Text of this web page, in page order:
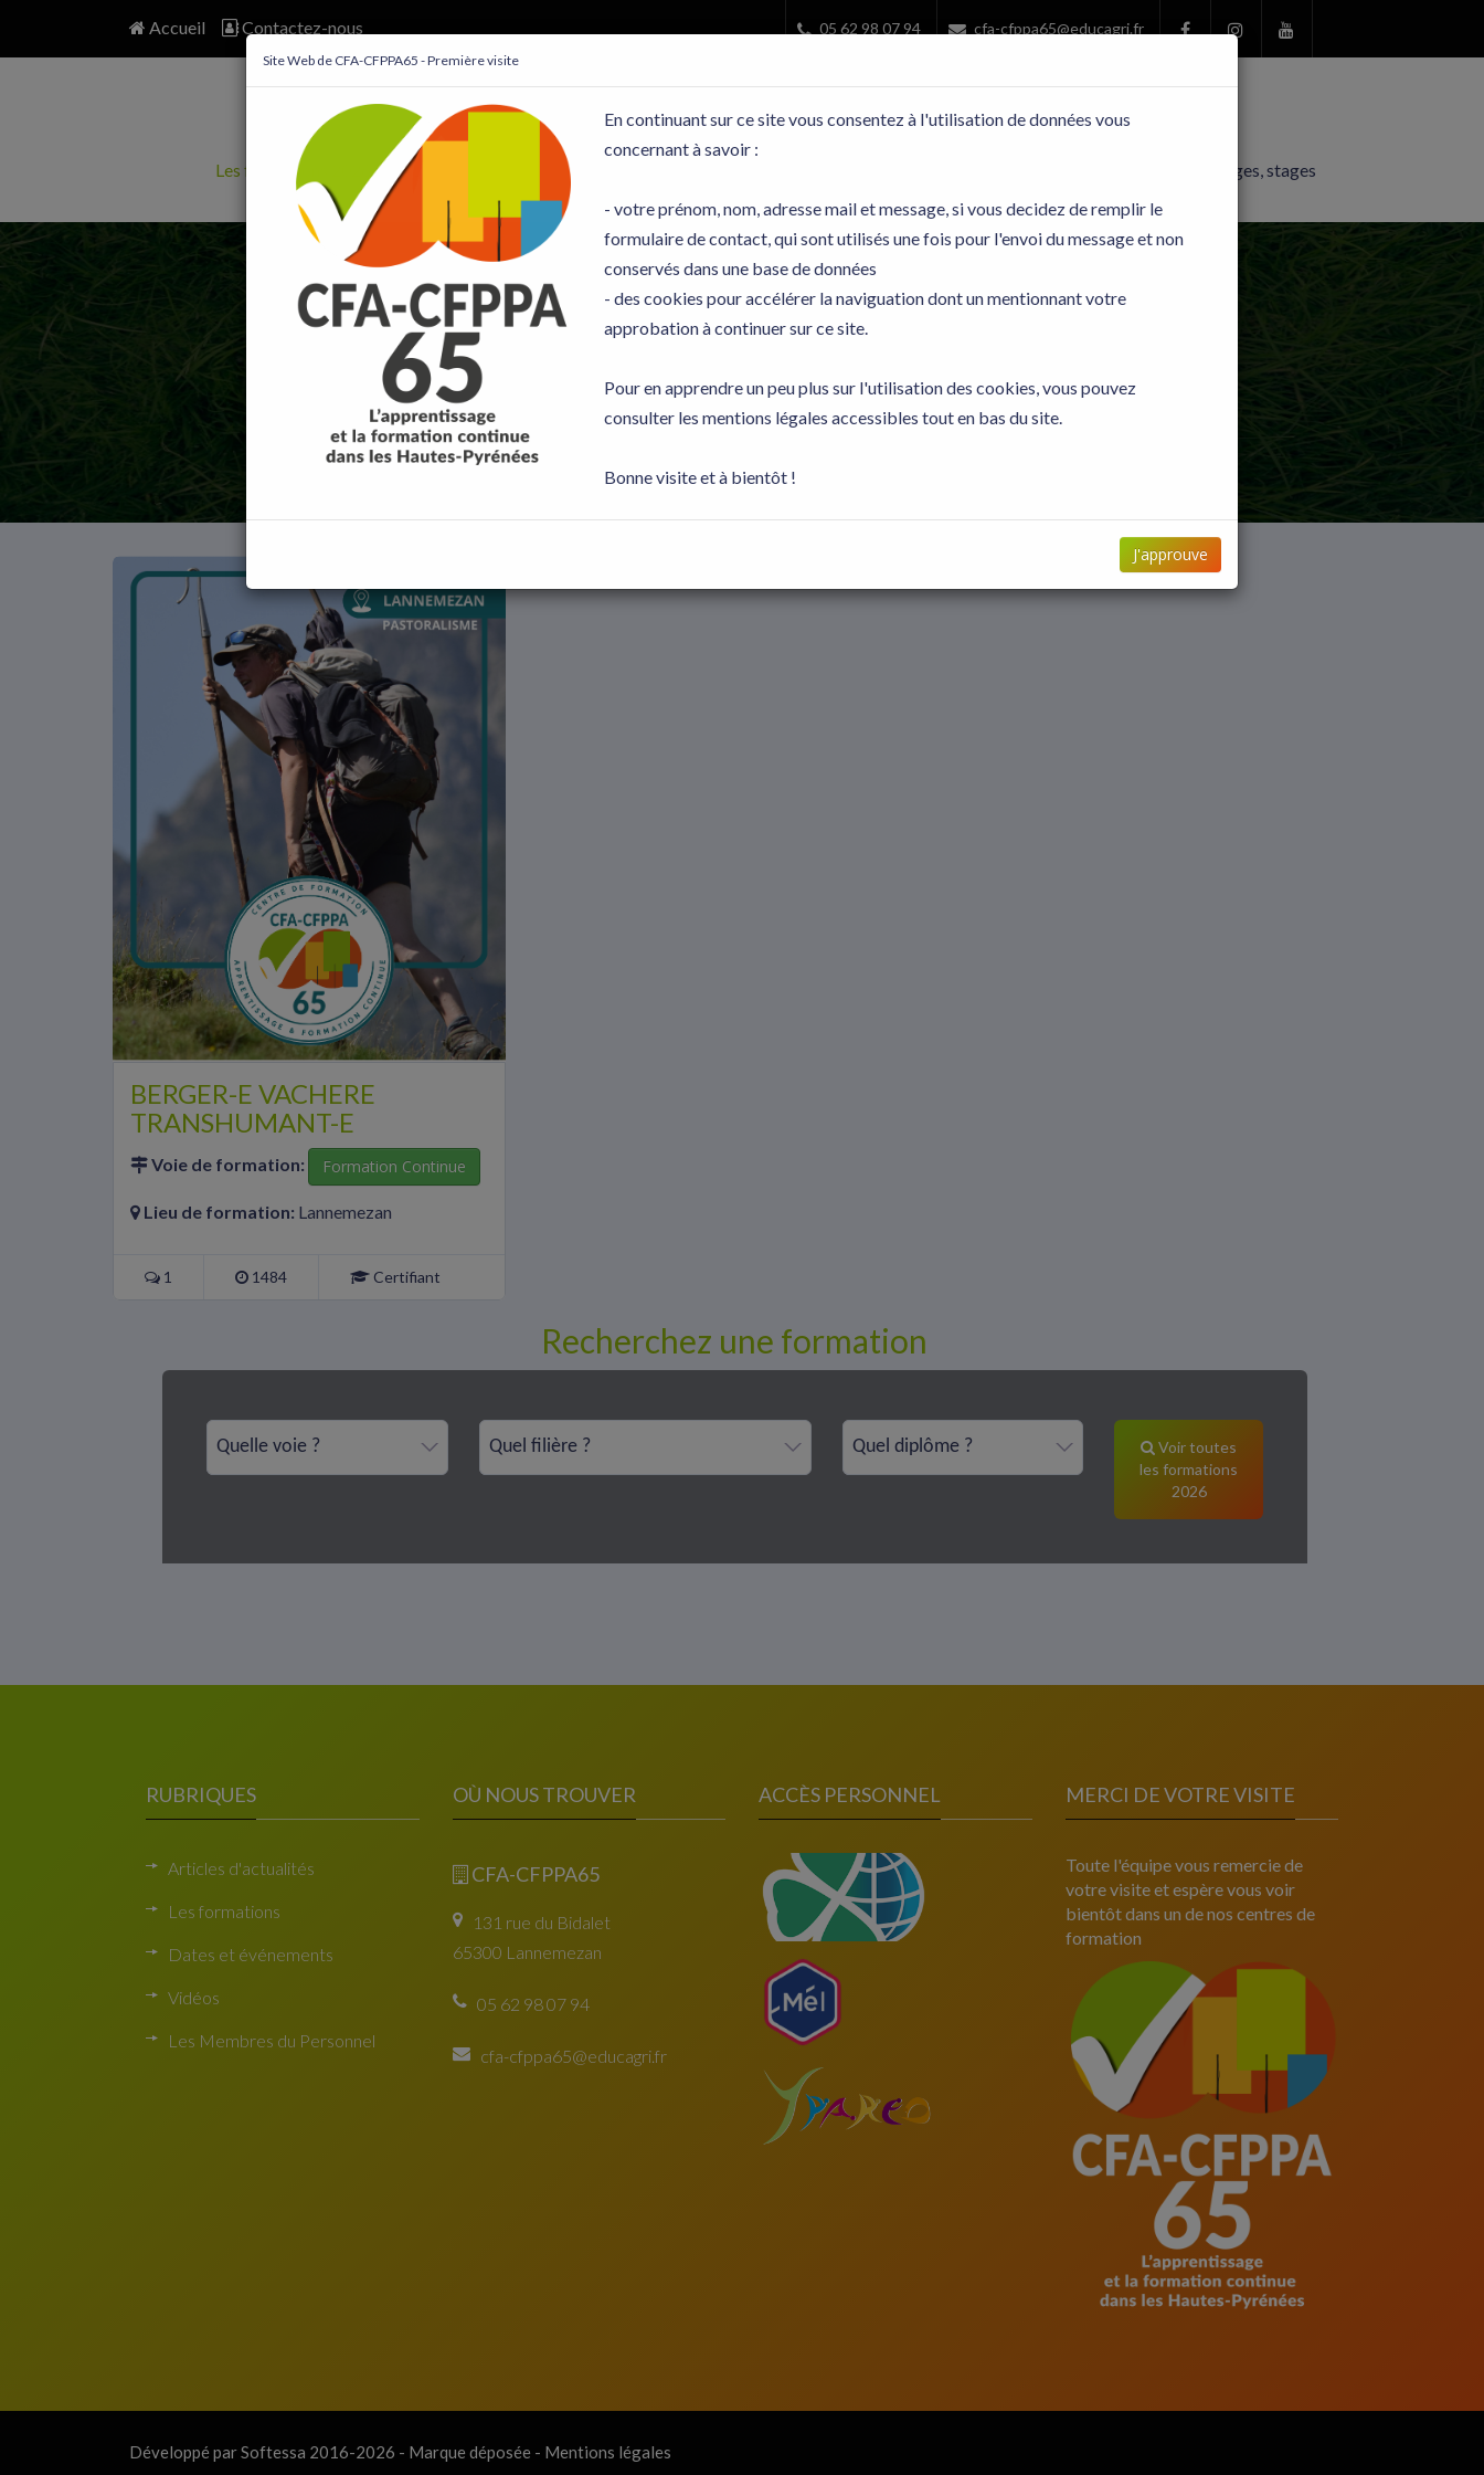
Site Web de CFA-CFPPA65 - Première visite
En continuant sur ce site vous consentez à l'utilisation de données vous
concernant à savoir :
- votre prénom, nom, adresse mail et message, si vous decidez de remplir le
formulaire de contact, qui sont utilisés une fois pour l'envoi du message et non
conservés dans une base de données
- des cookies pour accélérer la naviguation dont un mentionnant votre
approbation à continuer sur ce site.
Pour en apprendre un peu plus sur l'utilisation des cookies, vous pouvez
consulter les mentions légales accessibles tout en bas du site.
Bonne visite et à bientôt !
J'approuve
Accueil Contactez-nous 05 62 98 07 94 cfa-cfppa65@educagri.fr
Les formations 2026 Offres, emplois, apprentissages, stages
Découvrez notre catalogue de formations 2026
BERGER-E VACHERE
TRANSHUMANT-E
Voie de formation: Formation Continue
Lieu de formation: Lannemezan
1 1484 Certifiant
Recherchez une formation
Quelle voie ? Quel filière ? Quel diplôme ?
Voir toutes
les formations
2026
RUBRIQUES
Articles d'actualités
Les formations
Dates et événements
Vidéos
Les Membres du Personnel
OÙ NOUS TROUVER
CFA-CFPPA65
131 rue du Bidalet
65300 Lannemezan
05 62 98 07 94
cfa-cfppa65@educagri.fr
ACCÈS PERSONNEL MERCI DE VOTRE VISITE
Toute l'équipe vous remercie de
votre visite et espère vous voir
bientôt dans un de nos centres de
formation
Développé par Softessa 2016-2026 - Marque déposée - Mentions légales